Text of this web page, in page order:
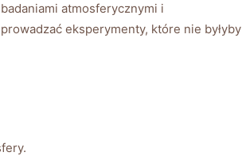
atmosferycznymi i
eksperymenty, które nie byłyby